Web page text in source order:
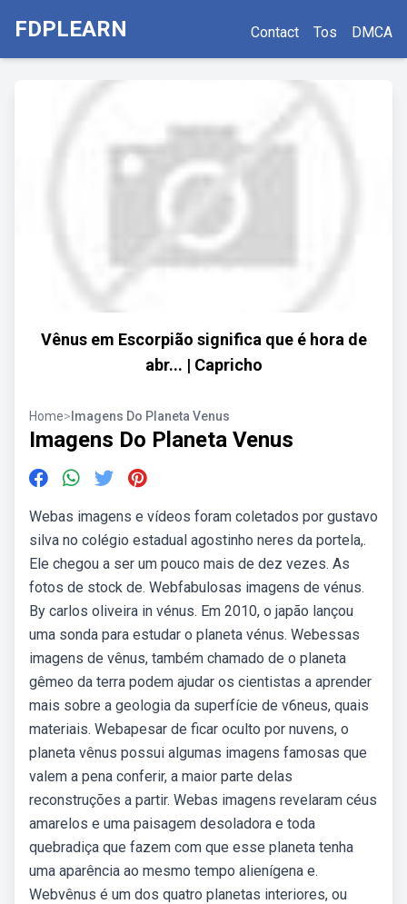
FDPLEARN Contact Tos DMCA
Vênus em Escorpião significa que é hora de
abr... | Capricho
Home> Imagens Do Planeta Venus
Imagens Do Planeta Venus
Webas imagens e vídeos foram coletados por gustavo
silva no colégio estadual agostinho neres da portela,.
Ele chegou a ser um pouco mais de dez vezes. As
fotos de stock de. Webfabulosas imagens de vénus.
By carlos oliveira in vénus. Em 2010, o japão lançou
uma sonda para estudar o planeta vénus. Webessas
imagens de vênus, também chamado de o planeta
gêmeo da terra podem ajudar os cientistas a aprender
mais sobre a geologia da superfície de v6neus, quais
materiais. Webapesar de ficar oculto por nuvens, o
planeta vênus possui algumas imagens famosas que
valem a pena conferir, a maior parte delas
reconstruções a partir. Webas imagens revelaram céus
amarelos e uma paisagem desoladora e toda
quebradiça que fazem com que esse planeta tenha
uma aparência ao mesmo tempo alienígena e.
Webvênus é um dos quatro planetas interiores, ou